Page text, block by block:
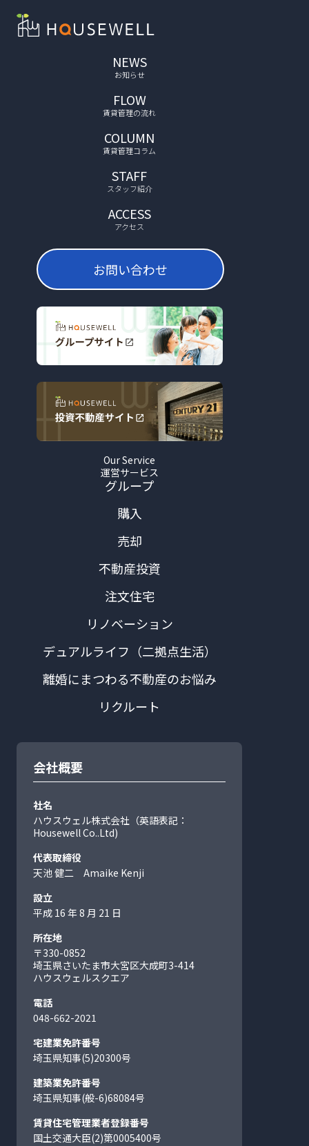
NEWS
お知らせ
FLOW
賃貸管理の流れ
COLUMN
賃貸管理コラム
STAFF
スタッフ紹介
ACCESS
アクセス
お問い合わせ
Our Service
運営サービス
グループ
購入
売却
不動産投資
注文住宅
リノベーション
デュアルライフ（二拠点生活）
離婚にまつわる不動産のお悩み
リクルート
会社概要
社名
ハウスウェル株式会社（英語表記：
Housewell Co..Ltd)
代表取締役
天池 健二 Amaike Kenji
設立
平成 16 年 8 月 21 日
所在地
〒330-0852
埼玉県さいたま市大宮区大成町3-414
ハウスウェルスクエア
電話
048-662-2021
宅建業免許番号
埼玉県知事(5)20300号
建築業免許番号
埼玉県知事(般-6)68084号
賃貸住宅管理業者登録番号
国土交通大臣(2)第0005400号